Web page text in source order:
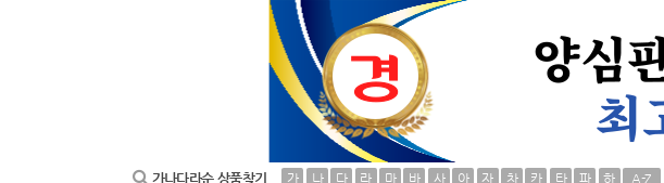
가나다라순 상품찾기 가 나 다 라 마 바 사 아 자 차 카 타 파 하 A-Z